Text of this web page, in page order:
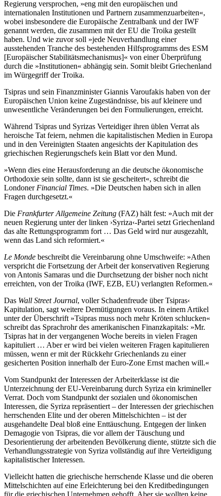
Regierung versprochen, »eng mit den europäischen und
internationalen Institutionen und Partnern zusammenzuarbeiten«,
wobei insbesondere die Europäische Zentralbank und der IWF
genannt werden, die zusammen mit der EU die Troika gestellt
haben. Und wie zuvor soll »jede Neuverhandlung einer
ausstehenden Tranche des bestehenden Hilfsprogramms des ESM
[Europäischer Stabilitätsmechanismus]« von einer Überprüfung
durch die »Institutionen« abhängig sein. Somit bleibt Griechenland
im Würgegriff der Troika.
Tsipras und sein Finanzminister Giannis Varoufakis haben von der
Europäischen Union keine Zugeständnisse, bis auf kleinere und
unwesentliche Veränderungen bei den Formulierungen, erreicht.
Während Tsipras und Syrizas Verteidiger ihren üblen Verrat als
heroische Tat feiern, nehmen die kapitalistischen Medien in Europa
und in den Vereinigten Staaten angesichts der Kapitulation des
griechischen Regierungschefs kein Blatt vor den Mund.
»Wenn dies eine Herausforderung an die deutsche ökonomische
Orthodoxie sein sollte, dann ist sie gescheitert«, schreibt die
Londoner Financial Times. »Die Deutschen haben sich in allen
Fragen durchgesetzt.«
Die Frankfurter Allgemeine Zeitung (FAZ) hält fest: »Auch mit der
neuen Regierung unter der linken ›Syriza‹-Partei setzt Griechenland
das alte Rettungsprogramm fort … Das Geld wird nur ausgezahlt,
wenn das Land sich reformiert.«
Le Monde beschreibt die Vereinbarung ohne Umschweife: »Athen
verspricht die Fortsetzung der Arbeit der konservativen Regierung
von Antonis Samaras und die Durchsetzung der bisher noch nicht
erreichten, von der Troika (IWF, EZB, EU) verlangten Reformen.«
Das Wall Street Journal, voller Schadenfreude über Tsipras‹
Kapitulation, sagt weitere Demütigungen voraus. In einem Artikel
unter der Überschrift »Tsipras muss noch mehr Kröten schlucken«
schreibt das Sprachrohr des amerikanischen Finanzkapitals: »Mr.
Tsipras hat in der vergangenen Woche bereits in vielen Fragen
kapituliert … Aber er wird bei vielen weiteren Fragen kapitulieren
müssen, wenn er mit der Rückkehr Griechenlands zu einer
gesicherten Position innerhalb der Euro-Zone Ernst machen will.«
Vom Standpunkt der Interessen der Arbeiterklasse ist die
Unterzeichnung der EU-Vereinbarung durch Syriza ein krimineller
Verrat. Doch vom Standpunkt der sozialen und ökonomischen
Interessen, die Syriza repräsentiert – der Interessen der griechischen
herrschenden Elite und der oberen Mittelschichten – ist der
ausgehandelte Deal bloß eine Enttäuschung. Entgegen der linken
Demagogie von Tsipras, die vor allem der Täuschung und
Desorientierung der arbeitenden Bevölkerung diente, stützte sich die
Verhandlungsstrategie von Syriza vollständig auf ihre Verteidigung
kapitalistischer Interessen.
Vielleicht hatten die griechische herrschende Klasse und die oberen
Mittelschichten auf eine Erleichterung bei den Kreditbedingungen
für die griechischen Unternehmen gehofft. Aber sie wollten keine